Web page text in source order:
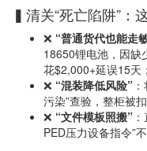
▍清关“死亡陷阱”：
❌ “普通货代也能走
18650锂电池，因缺
花$2,000+延误15天；
❌ “混装降低风险”
污染”查验，整柜被扣
❌ “文件模板照搬”
PED压力设备指令”不